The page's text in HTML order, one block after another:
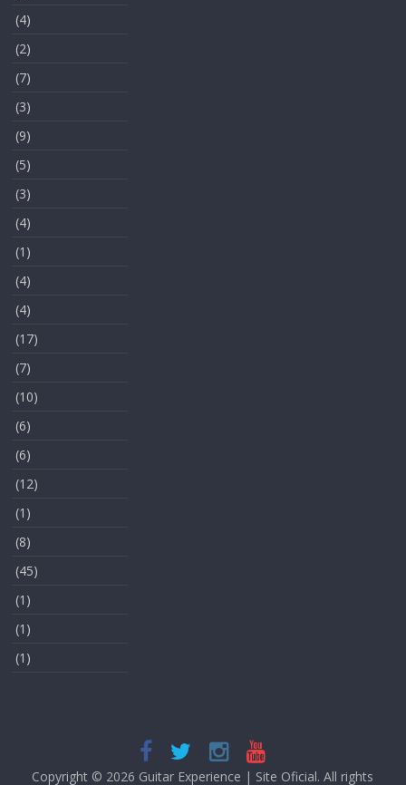
(4)
(2)
(7)
(3)
(9)
(5)
(3)
(4)
(1)
(4)
(4)
(17)
(7)
(10)
(6)
(6)
(12)
(1)
(8)
(45)
(1)
(1)
(1)
Copyright © 2026 Guitar Experience | Site Oficial. All rights